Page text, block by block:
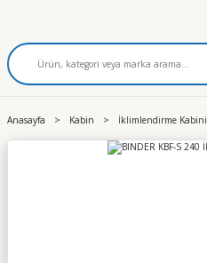
Anasayfa Kabin İklimlendirme Kabini